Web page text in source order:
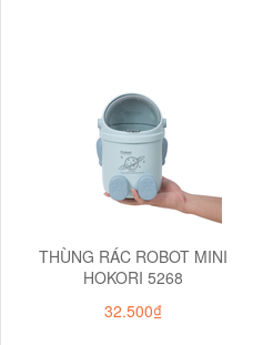
THÙNG RÁC ROBOT MINI
HOKORI 5268
32.500₫